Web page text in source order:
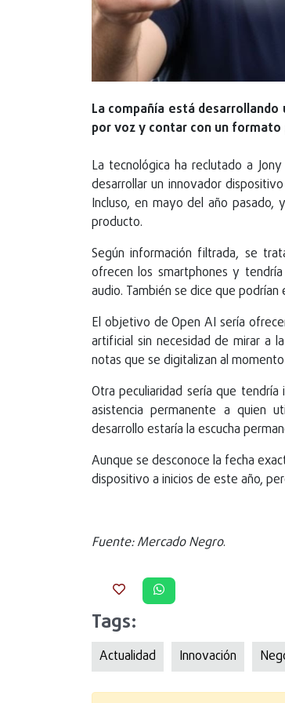
La compañía está
por voz y contar con un
La tecnológica ha reclutado a
desarrollar un innovador
Incluso, en mayo del año
producto.
Según información filtrada, se
ofrecen los smartphones y
audio. También se dice que
El objetivo de Open AI sería
artificial sin necesidad de mirar a
notas que se digitalizan al
Otra peculiaridad sería que
asistencia permanente a quien
desarrollo estaría la escucha
Aunque se desconoce la fecha
dispositivo a inicios de este año,
Fuente: Mercado Negro.
Tags:
Actualidad Innovación